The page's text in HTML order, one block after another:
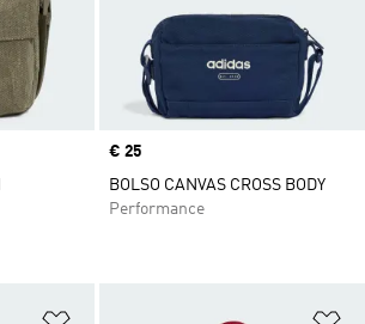
Precio
€ 25
BOLSO CANVAS CROSS BODY
Performance